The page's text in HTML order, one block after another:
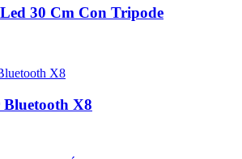
30 Cm Con Tripode
X8